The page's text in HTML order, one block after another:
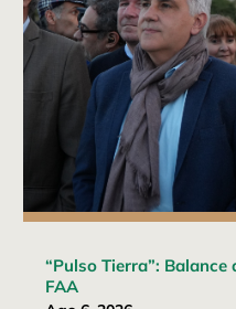
“Pulso Tierra”:
FAA